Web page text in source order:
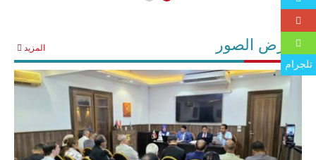
معرض الصور المزيد
تلجرام